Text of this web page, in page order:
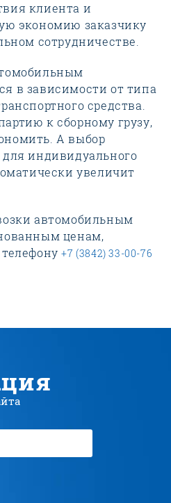
клиента и
экономию заказчику
сотрудничестве.
в зависимости от типа
средства.
к сборному грузу,
А выбор
индивидуального
увеличит
автомобильным
ценам,
+7 (3842) 33-00-76